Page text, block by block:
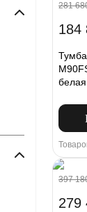
281
184
397
279